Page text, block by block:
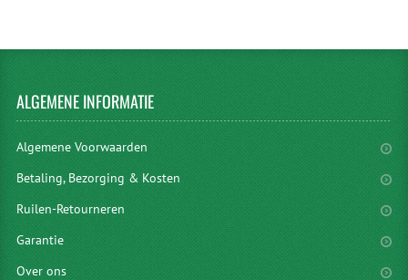
ALGEMENEINFORMATIE
Algemene Voorwaarden
Betaling, Bezorging & Kosten
Ruilen-Retourneren
Garantie
Over ons